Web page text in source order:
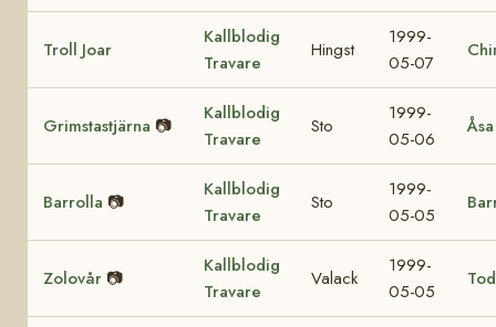
Troll Joar
Kallblodig
Travare
Hingst
1999-
05-07
Grimstastjärna 📷
Kallblodig
Travare
Sto
1999-
05-06
Barrolla 📷
Kallblodig
Travare
Sto
1999-
05-05
Zolovår 📷
Kallblodig
Travare
Valack
1999-
05-05